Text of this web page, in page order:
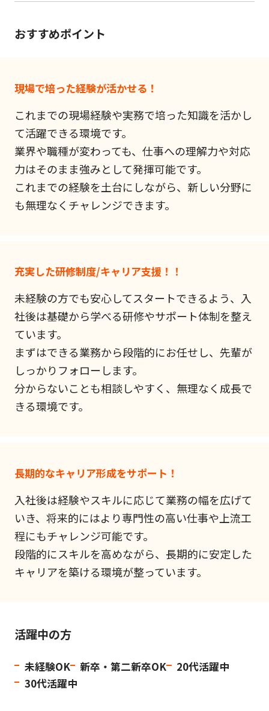
おすすめポイント
現場で培った経験が活かせる！
これまでの現場経験や実務で培った知識を活かし
て活躍できる環境です。
業界や職種が変わっても、仕事への理解力や対応
力はそのまま強みとして発揮可能です。
これまでの経験を土台にしながら、新しい分野に
も無理なくチャレンジできます。
充実した研修制度/キャリア支援！！
未経験の方でも安心してスタートできるよう、入
社後は基礎から学べる研修やサポート体制を整え
ています。
まずはできる業務から段階的にお任せし、先輩が
しっかりフォローします。
分からないことも相談しやすく、無理なく成長で
きる環境です。
長期的なキャリア形成をサポート！
入社後は経験やスキルに応じて業務の幅を広げて
いき、将来的にはより専門性の高い仕事や上流工
程にもチャレンジ可能です。
段階的にスキルを高めながら、長期的に安定した
キャリアを築ける環境が整っています。
活躍中の方
未経験OK 新卒・第二新卒OK
20代活躍中
30代活躍中